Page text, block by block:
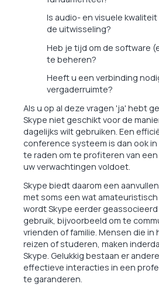
Is audio- en visuele
de uitwisseling?
Heb je tijd om de software
te beheren?
Heeft u een verbinding
vergaderruimte?
Als u op al deze vragen 'ja' hebt
Skype niet geschikt voor de
dagelijks wilt gebruiken. Een
conference systeem is dan ook
te raden om te profiteren van
uw verwachtingen voldoet.
Skype biedt daarom een
met soms een wat
wordt Skype eerder
gebruik, bijvoorbeeld om te
vrienden of familie. Mensen die
reizen of studeren, maken
Skype. Gelukkig bestaan er
effectieve interacties in een
te garanderen.